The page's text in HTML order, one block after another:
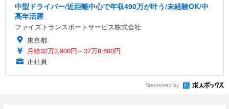
中型ドライバー/近距離中心で年収490万が叶う/未経験OK/中
高年活躍
ファイズトランスポートサービス株式会社
東京都
月給32万3,900円～37万8,600円
正社員
Sponsored by